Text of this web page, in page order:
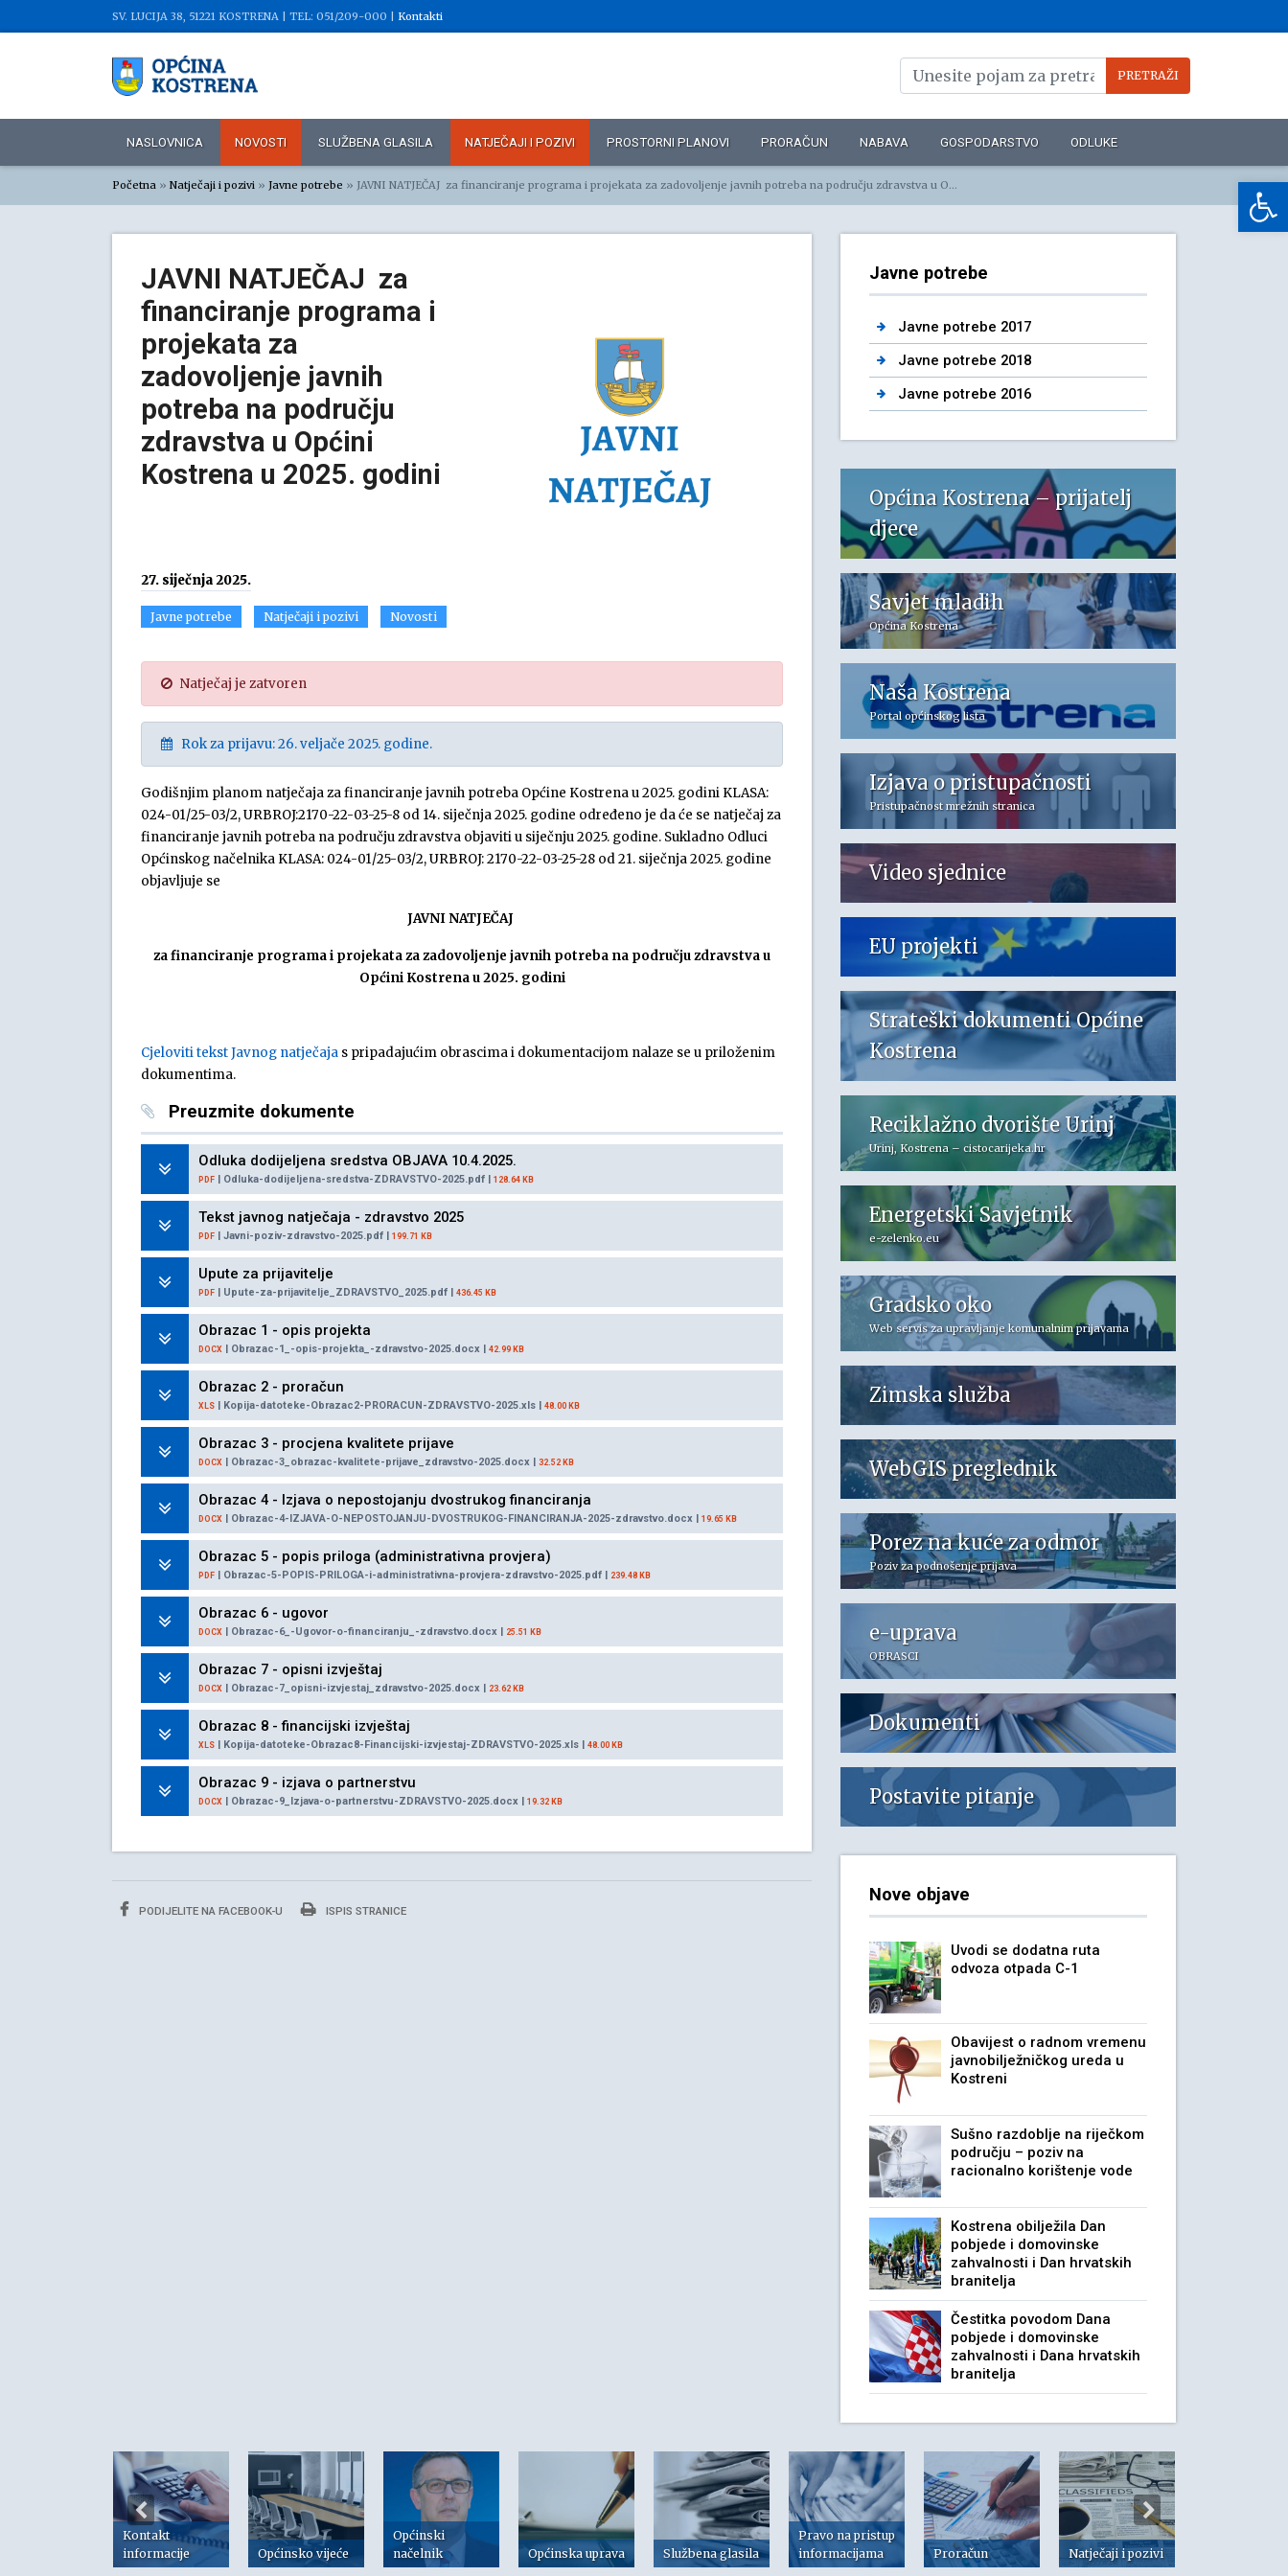
SV. LUCIJA 38, 51221 KOSTRENA | TEL: 051/209-000 | Kontakti
NASLOVNICA NOVOSTI SLUŽBENA GLASILA NATJEČAJI I POZIVI PROSTORNI PLANOVI PRORAČUN NABAVA GOSPODARSTVO ODLUKE
Početna » Natječaji i pozivi » Javne potrebe » JAVNI NATJEČAJ za financiranje programa i projekata za zadovoljenje javnih potreba na području zdravstva u Općini Kostrena u 2025. godini
JAVNI NATJEČAJ za
financiranje programa i
projekata za
zadovoljenje javnih
potreba na području
zdravstva u Općini
Kostrena u 2025. godini
27. siječnja 2025.
Javne potrebe Natječaji i pozivi Novosti
Natječaj je zatvoren
Rok za prijavu: 26. veljače 2025. godine.
Godišnjim planom natječaja za financiranje javnih potreba Općine Kostrena u 2025. godini KLASA:
024-01/25-03/2, URBROJ:2170-22-03-25-8 od 14. siječnja 2025. godine određeno je da će se natječaj za
financiranje javnih potreba na području zdravstva objaviti u siječnju 2025. godine. Sukladno Odluci
Općinskog načelnika KLASA: 024-01/25-03/2, URBROJ: 2170-22-03-25-28 od 21. siječnja 2025. godine
objavljuje se
JAVNI NATJEČAJ
za financiranje programa i projekata za zadovoljenje javnih potreba na području zdravstva u
Općini Kostrena u 2025. godini
Cjeloviti tekst Javnog natječaja s pripadajućim obrascima i dokumentacijom nalaze se u priloženim
dokumentima.
Preuzmite dokumente
Odluka dodijeljena sredstva OBJAVA 10.4.2025.
PDF | Odluka-dodijeljena-sredstva-ZDRAVSTVO-2025.pdf | 128.64 KB
Tekst javnog natječaja - zdravstvo 2025
PDF | Javni-poziv-zdravstvo-2025.pdf | 199.71 KB
Upute za prijavitelje
PDF | Upute-za-prijavitelje_ZDRAVSTVO_2025.pdf | 436.45 KB
Obrazac 1 - opis projekta
DOCX | Obrazac-1_-opis-projekta_-zdravstvo-2025.docx | 42.99 KB
Obrazac 2 - proračun
XLS | Kopija-datoteke-Obrazac2-PRORACUN-ZDRAVSTVO-2025.xls | 48.00 KB
Obrazac 3 - procjena kvalitete prijave
DOCX | Obrazac-3_obrazac-kvalitete-prijave_zdravstvo-2025.docx | 32.52 KB
Obrazac 4 - Izjava o nepostojanju dvostrukog financiranja
DOCX | Obrazac-4-IZJAVA-O-NEPOSTOJANJU-DVOSTRUKOG-FINANCIRANJA-2025-zdravstvo.docx | 19.65 KB
Obrazac 5 - popis priloga (administrativna provjera)
PDF | Obrazac-5-POPIS-PRILOGA-i-administrativna-provjera-zdravstvo-2025.pdf | 239.48 KB
Obrazac 6 - ugovor
DOCX | Obrazac-6_-Ugovor-o-financiranju_-zdravstvo.docx | 25.51 KB
Obrazac 7 - opisni izvještaj
DOCX | Obrazac-7_opisni-izvjestaj_zdravstvo-2025.docx | 23.62 KB
Obrazac 8 - financijski izvještaj
XLS | Kopija-datoteke-Obrazac8-Financijski-izvjestaj-ZDRAVSTVO-2025.xls | 48.00 KB
Obrazac 9 - izjava o partnerstvu
DOCX | Obrazac-9_Izjava-o-partnerstvu-ZDRAVSTVO-2025.docx | 19.32 KB
PODIJELITE NA FACEBOOK-U ISPIS STRANICE
Javne potrebe
Javne potrebe 2017
Javne potrebe 2018
Javne potrebe 2016
Općina Kostrena – prijatelj
djece
Savjet mladih
Općina Kostrena
Naša Kostrena
Portal općinskog lista
Izjava o pristupačnosti
Pristupačnost mrežnih stranica
Video sjednice
EU projekti
Strateški dokumenti Općine
Kostrena
Reciklažno dvorište Urinj
Urinj, Kostrena – cistocarijeka.hr
Energetski Savjetnik
e-zelenko.eu
Gradsko oko
Web servis za upravljanje komunalnim prijavama
Zimska služba
WebGIS preglednik
Porez na kuće za odmor
Poziv za podnošenje prijava
e-uprava
OBRASCI
Dokumenti
Postavite pitanje
Nove objave
Uvodi se dodatna ruta
odvoza otpada C-1
Obavijest o radnom vremenu
javnobilježničkog ureda u
Kostreni
Sušno razdoblje na riječkom
području – poziv na
racionalno korištenje vode
Kostrena obilježila Dan
pobjede i domovinske
zahvalnosti i Dan hrvatskih
branitelja
Čestitka povodom Dana
pobjede i domovinske
zahvalnosti i Dana hrvatskih
branitelja
Kontakt
informacije
Općinsko vijeće
Općinski
načelnik
Općinska uprava Službena glasila
Pravo na pristup
informacijama
Proračun Natječaji i pozivi